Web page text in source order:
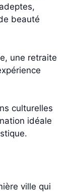
beauté
une retraite
culturelles
idéale
ville qui